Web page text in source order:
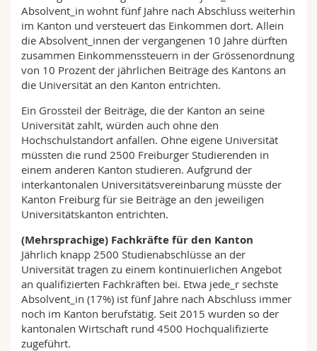
Absolvent_in wohnt fünf Jahre nach Abschluss weiterhin
im Kanton und versteuert das Einkommen dort. Allein
die Absolvent_innen der vergangenen 10 Jahre dürften
zusammen Einkommenssteuern in der Grössenordnung
von 10 Prozent der jährlichen Beiträge des Kantons an
die Universität an den Kanton entrichten.
Ein Grossteil der Beiträge, die der Kanton an seine
Universität zahlt, würden auch ohne den
Hochschulstandort anfallen. Ohne eigene Universität
müssten die rund 2500 Freiburger Studierenden in
einem anderen Kanton studieren. Aufgrund der
interkantonalen Universitätsvereinbarung müsste der
Kanton Freiburg für sie Beiträge an den jeweiligen
Universitätskanton entrichten.
(Mehrsprachige) Fachkräfte für den Kanton
Jährlich knapp 2500 Studienabschlüsse an der
Universität tragen zu einem kontinuierlichen Angebot
an qualifizierten Fachkräften bei. Etwa jede_r sechste
Absolvent_in (17%) ist fünf Jahre nach Abschluss immer
noch im Kanton berufstätig. Seit 2015 wurden so der
kantonalen Wirtschaft rund 4500 Hochqualifizierte
zugeführt.